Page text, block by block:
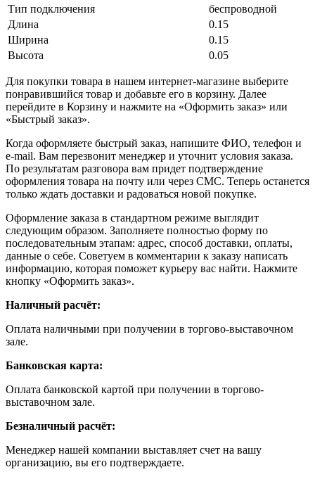
Тип подключения
беспроводной
Длина
0.15
Ширина
0.15
Высота
0.05
Для покупки товара в нашем интернет-магазине выберите
понравившийся товар и добавьте его в корзину. Далее
перейдите в Корзину и нажмите на «Оформить заказ» или
«Быстрый заказ».
Когда оформляете быстрый заказ, напишите ФИО, телефон и
e-mail. Вам перезвонит менеджер и уточнит условия заказа.
По результатам разговора вам придет подтверждение
оформления товара на почту или через СМС. Теперь останется
только ждать доставки и радоваться новой покупке.
Оформление заказа в стандартном режиме выглядит
следующим образом. Заполняете полностью форму по
последовательным этапам: адрес, способ доставки, оплаты,
данные о себе. Советуем в комментарии к заказу написать
информацию, которая поможет курьеру вас найти. Нажмите
кнопку «Оформить заказ».
Наличный расчёт:
Оплата наличными при получении в торгово-выставочном
зале.
Банковская карта:
Оплата банковской картой при получении в торгово-
выставочном зале.
Безналичный расчёт:
Менеджер нашей компании выставляет счет на вашу
организацию, вы его подтверждаете.